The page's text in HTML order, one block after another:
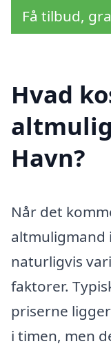
Få tilbud,
Hvad
Havn?
Når det
altmuligmand
naturligvis
faktorer.
priserne
i timen, men